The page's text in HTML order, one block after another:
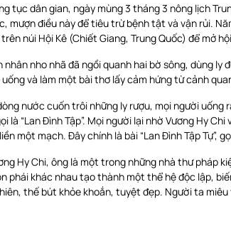
tục dân gian, ngày mùng 3 tháng 3 nông lịch
mượn điều này để tiêu trừ bệnh tật và vận rủi.
núi Hội Kê (Chiết Giang, Trung Quốc) để mở
nhân nho nhã đã ngồi quanh hai bờ sông, dùng
uống và làm một bài thơ lấy cảm hứng từ cảnh
nước cuốn trôi những ly rượu, mọi người
là “Lan Đình Tập”. Mọi người lại nhờ Vương Hy
một mạch. Đây chính là bài “Lan Đình Tập Tự”,
Hy Chi, ông là một trong những nhà thư pháp
phái khác nhau tạo thành một thể hệ độc lập,
thế bút khỏe khoắn, tuyệt đẹp. Người ta